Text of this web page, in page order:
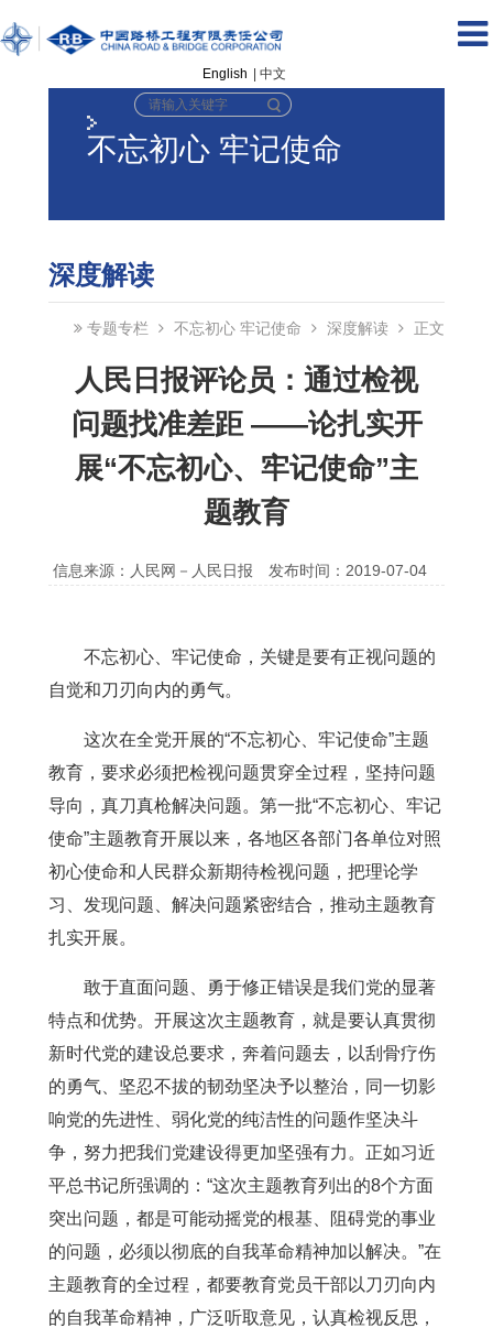
English | 中文
不忘初心 牢记使命
深度解读
专题专栏 不忘初心 牢记使命 深度解读 正文
人民日报评论员：通过检视
问题找准差距 ——论扎实开
展“不忘初心、牢记使命”主
题教育
信息来源：人民网－人民日报 发布时间：2019-07-04
不忘初心、牢记使命，关键是要有正视问题的
自觉和刀刃向内的勇气。
这次在全党开展的“不忘初心、牢记使命”主题
教育，要求必须把检视问题贯穿全过程，坚持问题
导向，真刀真枪解决问题。第一批“不忘初心、牢记
使命”主题教育开展以来，各地区各部门各单位对照
初心使命和人民群众新期待检视问题，把理论学
习、发现问题、解决问题紧密结合，推动主题教育
扎实开展。
敢于直面问题、勇于修正错误是我们党的显著
特点和优势。开展这次主题教育，就是要认真贯彻
新时代党的建设总要求，奔着问题去，以刮骨疗伤
的勇气、坚忍不拔的韧劲坚决予以整治，同一切影
响党的先进性、弱化党的纯洁性的问题作坚决斗
争，努力把我们党建设得更加坚强有力。正如习近
平总书记所强调的：“这次主题教育列出的8个方面
突出问题，都是可能动摇党的根基、阻碍党的事业
的问题，必须以彻底的自我革命精神加以解决。”在
主题教育的全过程，都要教育党员干部以刀刃向内
的自我革命精神，广泛听取意见，认真检视反思，